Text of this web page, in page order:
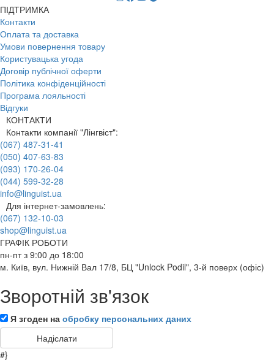
ПІДТРИМКА
Контакти
Оплата та доставка
Умови повернення товару
Користувацька угода
Договір публічної оферти
Політика конфіденційності
Програма лояльності
Відгуки
КОНТАКТИ
Контакти компанії "Лінгвіст":
(067) 487-31-41
(050) 407-63-83
(093) 170-26-04
(044) 599-32-28
info@linguist.ua
Для інтернет-замовлень:
(067) 132-10-03
shop@linguist.ua
ГРАФІК РОБОТИ
пн-пт з 9:00 до 18:00
м. Київ, вул. Нижній Вал 17/8, БЦ "Unlock Podil", 3-й поверх (офіс)
Зворотній зв'язок
Я згоден на обробку персональних даних
#}